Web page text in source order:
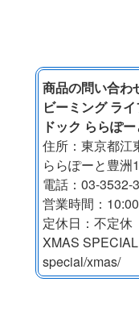
商品の問い合わ
ビーミング ラ
ドック ららぽ
住所：東京都江
ららぽーと豊洲
電話：03-3532-
営業時間：
定休日：不定休
XMAS
special/xmas/